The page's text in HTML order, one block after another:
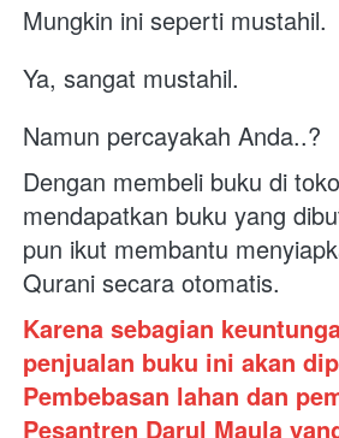
Mungkin ini seperti mustahil.
Ya, sangat mustahil.
Namun percayakah Anda..?
Dengan membeli buku di
mendapatkan buku yang
pun ikut membantu
Qurani secara otomatis.
Karena sebagian
penjualan buku ini akan
Pembebasan lahan dan
Pesantren Darul Maula